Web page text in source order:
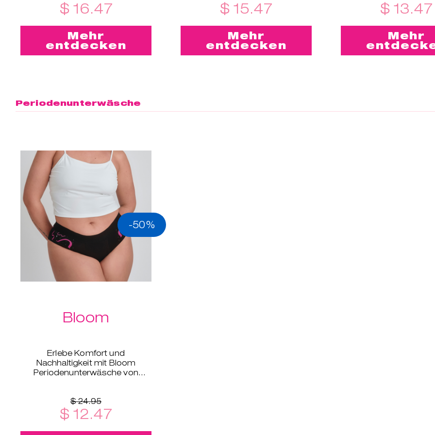
$ 16.47
Mehr
entdecken
$ 15.47
Mehr
entdecken
$ 13.47
Mehr
Periodenunterwäsche
-50%
Bloom
Erlebe Komfort und
Nachhaltigkeit mit Bloom
Periodenunterwäsche von
$ 24.95
$ 12.47